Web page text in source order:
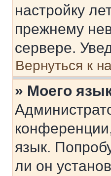
настройку
прежнему
сервере.
Вернуться к
» Моего
язык.
ли он